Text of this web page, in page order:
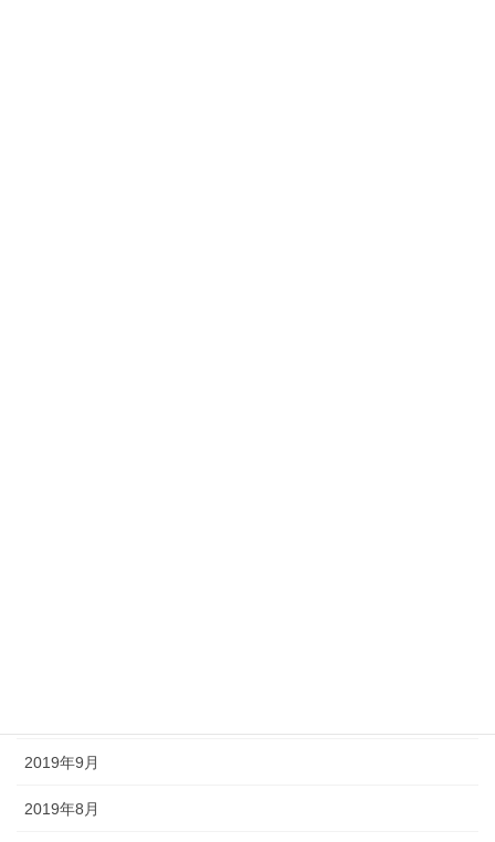
2019年9月
2019年8月